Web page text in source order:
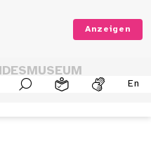
Anzeigen
En